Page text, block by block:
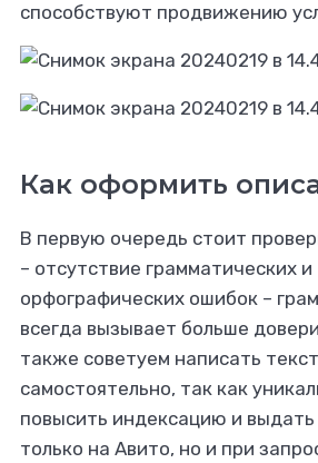
способствуют продвижению
Как оформить
В первую очередь стоит
– отсутствие грамматических и
орфографических ошибок –
всегда вызывает больше
также советуем написать текст
самостоятельно, так как
повысить индексацию и выдать
только на Авито, но и при